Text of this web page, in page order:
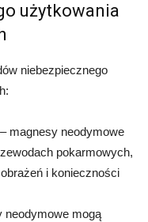
użytkowania
niebezpiecznego
magnesy neodymowe
pokarmowych,
i konieczności
neodymowe mogą